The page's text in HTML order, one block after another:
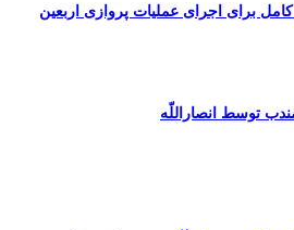
برای اجرای عملیات پروازی اربعین
توسط انصاراللّه